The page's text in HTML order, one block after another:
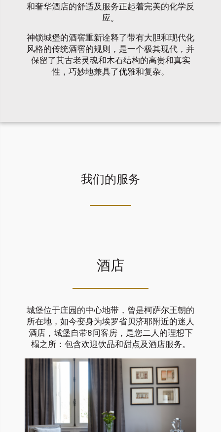
和奢华酒店的舒适及服务正起着完美的化学反
应。
神锁城堡的酒窖重新诠释了带有大胆和现代化
风格的传统酒窖的规则，是一个极其现代，并
保留了其古老灵魂和木石结构的高贵和真实
性，巧妙地兼具了优雅和复杂。
我们的服务
酒店
城堡位于庄园的中心地带，曾是柯萨尔王朝的
所在地，如今变身为埃罗省贝济耶附近的迷人
酒店，城堡自带8间客房，是您二人的理想下
榻之所：包含欢迎饮品和甜点及酒店服务。